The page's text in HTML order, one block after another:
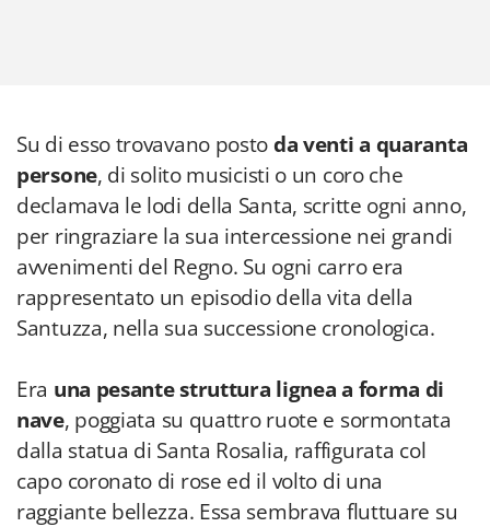
Su di esso trovavano postoda venti a quaranta
persone, di solito musicisti o un coro che
declamava le lodi della Santa, scritte ogni anno,
per ringraziare la sua intercessione nei grandi
avvenimenti del Regno. Su ogni carro era
rappresentato un episodio della vita della
Santuzza, nella sua successione cronologica.
Era una pesante struttura lignea a forma di
nave, poggiata su quattro ruote e sormontata
dalla statua di Santa Rosalia, raffigurata col
capo coronato di rose ed il volto di una
raggiante bellezza. Essa sembrava fluttuare su